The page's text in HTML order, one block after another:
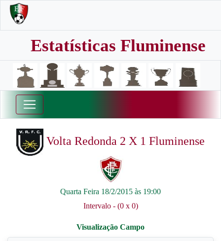
Estatísticas Fluminense
Volta Redonda 2 X 1 Fluminense
Quarta Feira 18/2/2015 às 19:00
Intervalo - (0 x 0)